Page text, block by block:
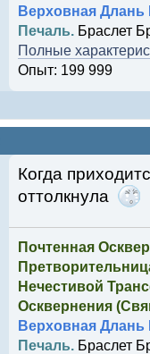
Верховная Длань
Печаль.Браслет
Полные
Опыт: 199 999
Когда
оттолкнула
Почтенная
Нечестивой
Осквернения
Верховная Длань
Печаль.Браслет